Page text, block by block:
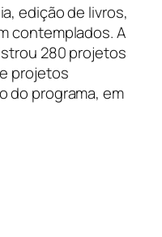
edição de livros,
contemplados. A
280 projetos
projetos
do programa, em